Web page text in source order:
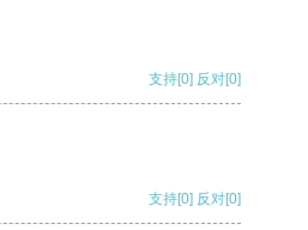
支持[0] 反对[0]
支持[0] 反对[0]